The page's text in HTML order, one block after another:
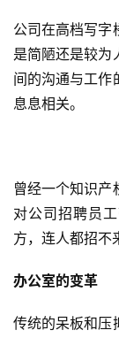
公司在高档写字
是简陋还是较为
间的沟通与工作
息息相关。
曾经一个知识产
对公司招聘员
方，连人都招不
办公室的变革
传统的呆板和压